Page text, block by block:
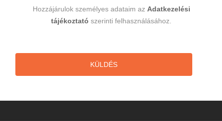
Hozzájárulok személyes adataim az Adatkezelési
tájékoztató szerinti felhasználásához.
KÜLDÉS